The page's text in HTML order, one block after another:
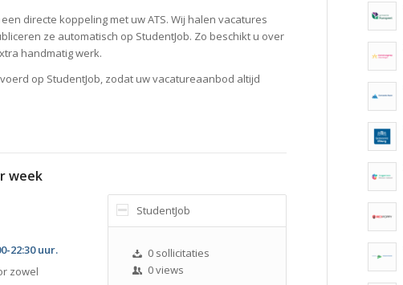
directe koppeling met uw ATS. Wij halen vacatures
ze automatisch op StudentJob. Zo beschikt u over
handmatig werk.
op StudentJob, zodat uw vacatureaanbod altijd
week
22:30 uur.
zowel
StudentJob
0 sollicitaties
0 views